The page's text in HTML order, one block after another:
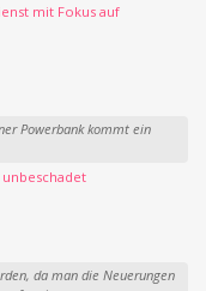
mit Fokus auf
Powerbank kommt ein
da man die Neuerungen